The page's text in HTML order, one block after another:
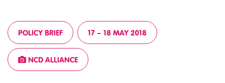
POLICY BRIEF 17 – 18 MAY 2018
NCD ALLIANCE